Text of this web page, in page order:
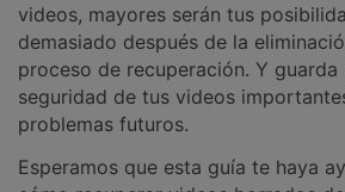
videos, mayores serán tus
demasiado después de la
proceso de recuperación. Y
seguridad de tus videos
problemas futuros.
Esperamos que esta guía te haya